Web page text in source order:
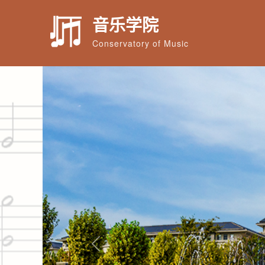
音乐学院
Conservatory of Music
Previous